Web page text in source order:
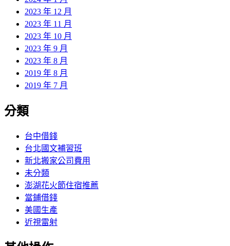
2023 年 12 月
2023 年 11 月
2023 年 10 月
2023 年 9 月
2023 年 8 月
2019 年 8 月
2019 年 7 月
分類
台中借錢
台北國文補習班
新北搬家公司費用
未分類
澎湖花火節住宿推薦
當鋪借錢
美國生產
近視雷射